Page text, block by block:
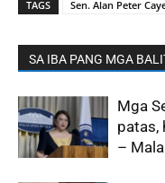
TAGS Sen. Alan Peter
SA IBA PANG MGA
Mga
patas,
–